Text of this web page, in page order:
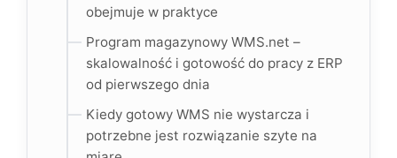
obejmuje w praktyce
Program magazynowy WMS.net –
skalowalność i gotowość do pracy z ERP
od pierwszego dnia
Kiedy gotowy WMS nie wystarcza i
potrzebne jest rozwiązanie szyte na